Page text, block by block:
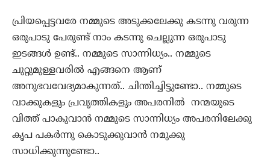
പ്രിയപ്പെട്ടവരേ നമ്മുടെ അടുക്കലേക്കു കടന്നു വരുന്ന
ഒരുപാടു പേരുണ്ട് നാം കടന്നു ചെല്ലുന്ന ഒരുപാടു
ഇടങ്ങൾ ഉണ്ട്.. നമ്മുടെ സാന്നിധ്യം.. നമ്മുടെ
ചുറ്റുമുള്ളവരിൽ എങ്ങനെ ആണ്
അനുഭവവേദ്യമാകുന്നത്.. ചിന്തിച്ചിട്ടുണ്ടോ.. നമ്മുടെ
വാക്കുകളും പ്രവൃത്തികളും അപരനിൽ നന്മയുടെ
വിത്ത് പാകുവാൻ നമ്മുടെ സാന്നിധ്യം അപരനിലേക്കു
കൃപ പകർന്നു കൊടുക്കുവാൻ നമുക്കു
സാധിക്കുന്നുണ്ടോ..